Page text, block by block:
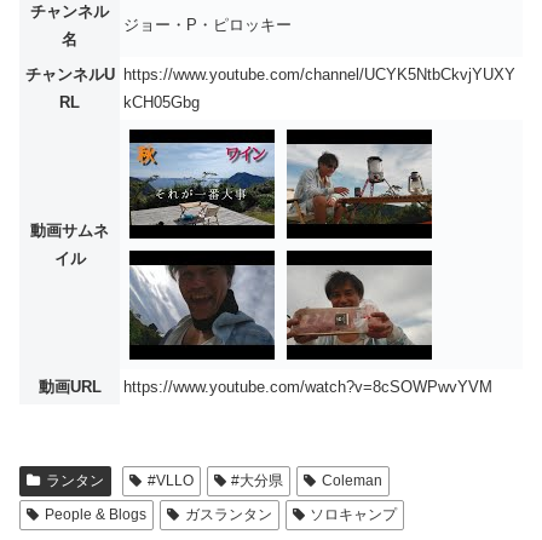
チャンネル
名
ジョー・P・ピロッキー
チャンネルU
RL
https://www.youtube.com/channel/UCYK5NtbCkvjYUXY
kCH05Gbg
動画サムネ
イル
動画URL https://www.youtube.com/watch?v=8cSOWPwvYVM
ランタン #VLLO #大分県
Coleman
People & Blogs
ガスランタン ソロキャンプ